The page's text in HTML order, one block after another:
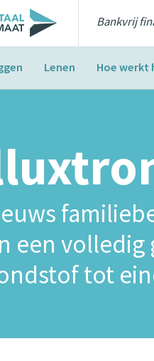
Bankvrij
Lenen Hoe werkt
een
tot